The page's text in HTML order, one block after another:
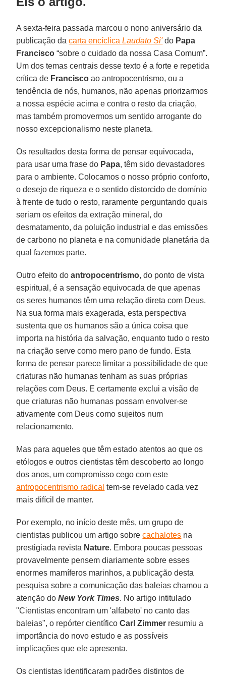
A sexta-feira passada marcou o nono aniversário da
publicação dacarta encíclicaLaudato Si'do Papa
Francisco “sobre o cuidado da nossa Casa Comum”.
Um dos temas centrais desse texto é a forte e repetida
crítica de Francisco ao antropocentrismo, ou a
tendência de nós, humanos, não apenas priorizarmos
a nossa espécie acima e contra o resto da criação,
mas também promovermos um sentido arrogante do
nosso excepcionalismo neste planeta.
Os resultados desta forma de pensar equivocada,
para usar uma frase do Papa, têm sido devastadores
para o ambiente. Colocamos o nosso próprio conforto,
o desejo de riqueza e o sentido distorcido de domínio
à frente de tudo o resto, raramente perguntando quais
seriam os efeitos da extração mineral, do
desmatamento, da poluição industrial e das emissões
de carbono no planeta e na comunidade planetária da
qual fazemos parte.
Outro efeito doantropocentrismo, do ponto de vista
espiritual, é a sensação equivocada de que apenas
os seres humanos têm uma relação direta com Deus.
Na sua forma mais exagerada, esta perspectiva
sustenta que os humanos são a única coisa que
importa na história da salvação, enquanto tudo o resto
na criação serve como mero pano de fundo. Esta
forma de pensar parece limitar a possibilidade de que
criaturas não humanas tenham as suas próprias
relações com Deus. E certamente exclui a visão de
que criaturas não humanas possam envolver-se
ativamente com Deus como sujeitos num
relacionamento.
Mas para aqueles que têm estado atentos ao que os
etólogos e outros cientistas têm descoberto ao longo
dos anos, um compromisso cego com este
antropocentrismo radical tem-se revelado cada vez
mais difícil de manter.
Por exemplo, no início deste mês, um grupo de
cientistas publicou um artigo sobrecachalotes na
prestigiada revista Nature. Embora poucas pessoas
provavelmente pensem diariamente sobre esses
enormes mamíferos marinhos, a publicação desta
pesquisa sobre a comunicação das baleias chamou a
atenção doNew York Times. No artigo intitulado
"Cientistas encontram um 'alfabeto' no canto das
baleias", o repórter científicoCarl Zimmer resumiu a
importância do novo estudo e as possíveis
implicações que ele apresenta.
Os cientistas identificaram padrões distintos de